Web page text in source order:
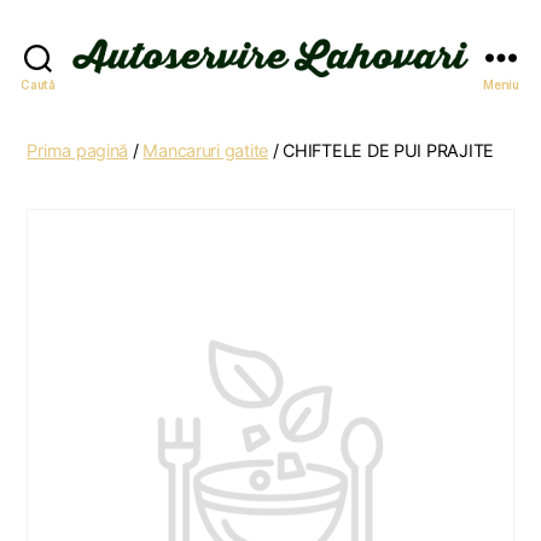
Caută Meniu
Prima pagină / Mancaruri gatite / CHIFTELE DE PUI PRAJITE